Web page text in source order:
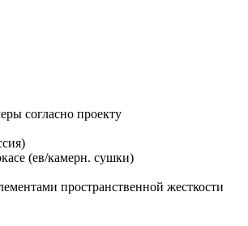
согласно проекту
(ев/камерн. сушки)
пространственной жесткости